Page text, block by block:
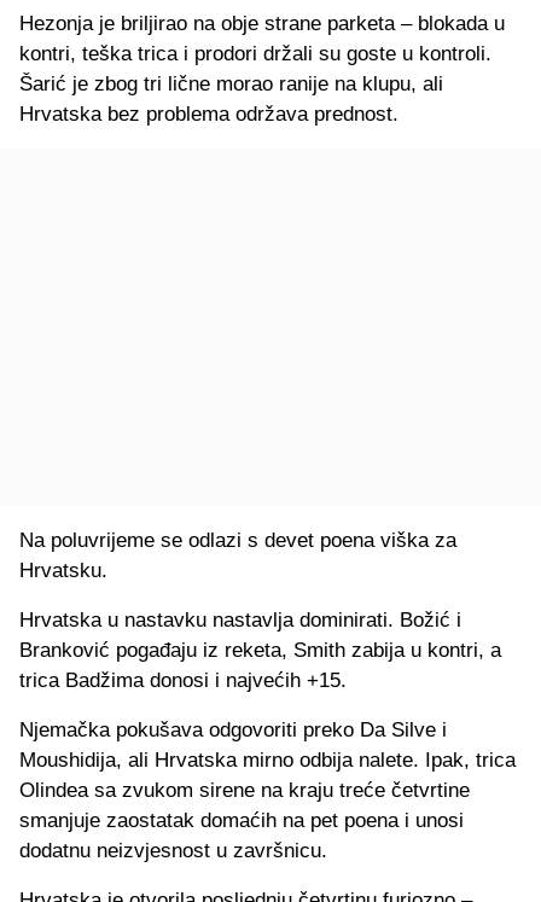
Hezonja je briljirao na obje strane parketa – blokada u
kontri, teška trica i prodori držali su goste u kontroli.
Šarić je zbog tri lične morao ranije na klupu, ali
Hrvatska bez problema održava prednost.
Na poluvrijeme se odlazi s devet poena viška za
Hrvatsku.
Hrvatska u nastavku nastavlja dominirati. Božić i
Branković pogađaju iz reketa, Smith zabija u kontri, a
trica Badžima donosi i najvećih +15.
Njemačka pokušava odgovoriti preko Da Silve i
Moushidija, ali Hrvatska mirno odbija nalete. Ipak, trica
Olindea sa zvukom sirene na kraju treće četvrtine
smanjuje zaostatak domaćih na pet poena i unosi
dodatnu neizvjesnost u završnicu.